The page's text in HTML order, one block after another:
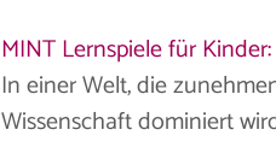
MINT Lernspiele für
In einer Welt, die
Wissenschaft dominiert